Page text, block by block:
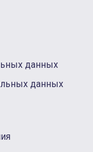
данных
данных